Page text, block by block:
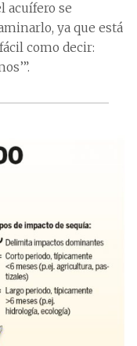
acuífero se
ya que está
como decir: